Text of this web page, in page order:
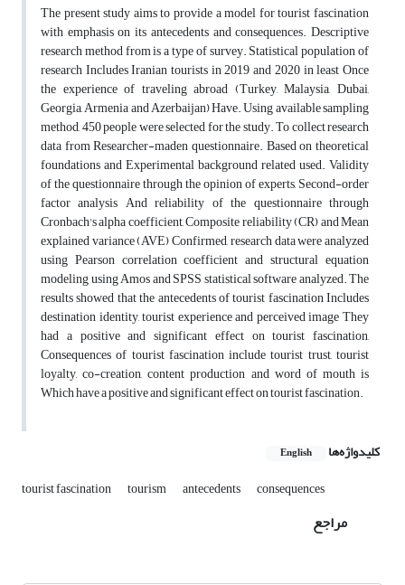
The present study aims to provide a model for tourist fascination
with emphasis on its antecedents and consequences. Descriptive
research method from is a type of survey. Statistical population of
research Includes Iranian tourists in 2019 and 2020 in least Once
the experience of traveling abroad (Turkey, Malaysia, Dubai,
Georgia, Armenia and Azerbaijan) Have. Using available sampling
method, 450 people were selected for the study. To collect research
data from Researcher-maden questionnaire. Based on theoretical
foundations and Experimental background related used. Validity
of the questionnaire through the opinion of experts, Second-order
factor analysis And reliability of the questionnaire through
Cronbach's alpha coefficient, Composite reliability (CR) and Mean
explained variance (AVE) Confirmed, research data were analyzed
using Pearson correlation coefficient and structural equation
modeling using Amos and SPSS statistical software analyzed. The
results showed that the antecedents of tourist fascination Includes
destination identity, tourist experience and perceived image They
had a positive and significant effect on tourist fascination,
Consequences of tourist fascination include tourist trust, tourist
loyalty, co-creation, content production and word of mouth is
Which have a positive and significant effect on tourist fascination.
کلیدواژه‌ها English
tourist fascination tourism antecedents consequences
مراجع